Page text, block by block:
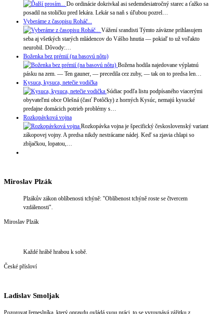
Do ordinácie dokrivkal asi sedemdesiatročný starec a ťažko sa
posadil na stoličku pred lekára. Lekár sa naň s úľubou pozrel…
Vyberáme z časopisu Roháč...
Vážení srandisti Týmto záväzne prihlasujem
seba aj všetkých starých mládencov do Vášho hnutia — pokiaľ to už voľakto
neurobil. Dôvody:…
Boženka bez prémií (na basovú nôtu)
Božena hodila najedovane výplatnú
pásku na zem. — Ten gauner, — precedila cez zuby, — tak on to predsa len…
Kysuca, kysuca, netečie vodička
Súdiac podľa listu podpísaného viacerými
obyvateľmi obce Olešná (časť Potôčky) z horných Kysúc, nemajú kysucké
predajne domácich potrieb problémy s…
Rozkopávková vojna
Rozkopávka vojna je špecifický československý variant
zákopovej vojny. A predsa nikdy nestrácame nádej. Keď sa zjavia chlapi so
zbíjačkou, lopatou,…
Miroslav Plzák
Plzákův zákon oblíbenosti tchýně: "Oblíbenost tchýně roste se čtvercem
vzdálenosti".
Miroslav Plzák
Každé hrábě hrabou k sobě.
České přísloví
Ladislav Smoljak